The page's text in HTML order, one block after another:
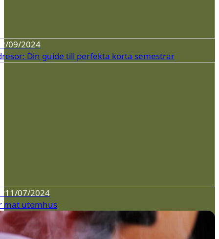
09/2024
Din guide till perfekta korta semestrar
11/07/2024
mat utomhus